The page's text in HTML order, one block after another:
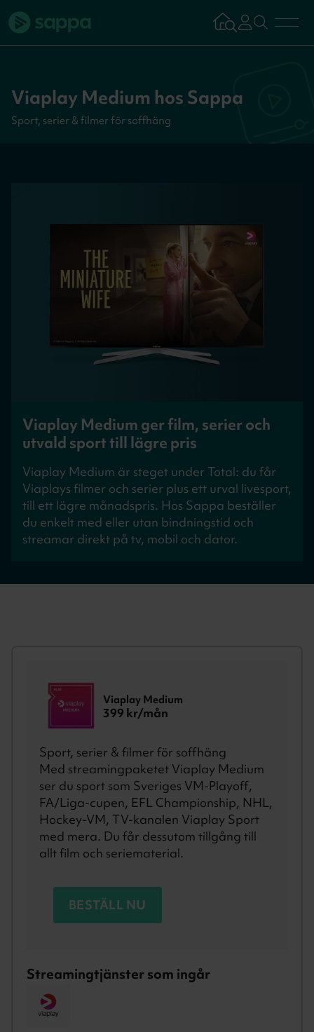
TV & Streaming
Tillbaka
Logga in
Viaplay Medium hos Sappa
Sport, serier & filmer för soffhäng
Viaplay Medium ger film, serier och
utvald sport till lägre pris
Viaplay Medium är steget under Total: du får
Viaplays filmer och serier plus ett urval livesport,
till ett lägre månadspris. Hos Sappa beställer
du enkelt med eller utan bindningstid och
streamar direkt på tv, mobil och dator.
Viaplay Medium
399 kr/mån
Sport, serier & filmer för soffhäng
Med streamingpaketet Viaplay Medium
ser du sport som Sveriges VM-Playoff,
FA/Liga-cupen, EFL Championship, NHL,
Hockey-VM, TV-kanalen Viaplay Sport
med mera. Du får dessutom tillgång till
allt film och seriematerial.
BESTÄLL NU
Streamingtjänster som ingår